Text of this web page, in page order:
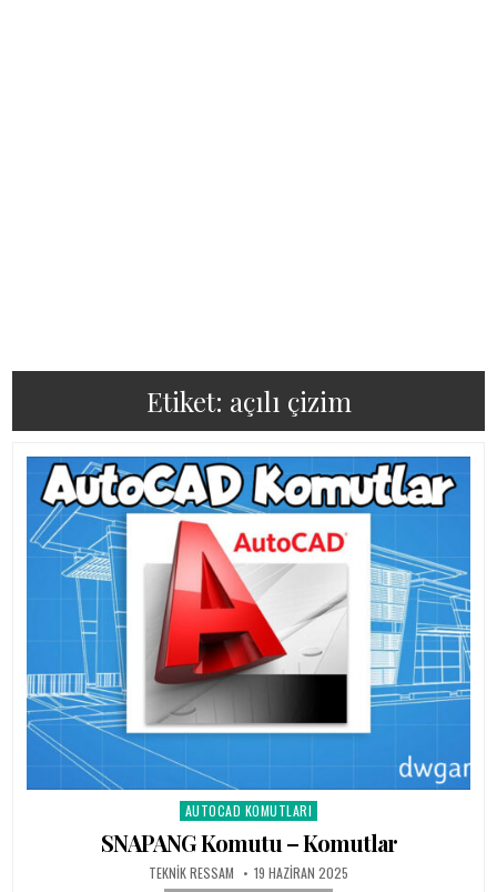
Etiket: açılı çizim
Posted in
AUTOCAD KOMUTLARI
SNAPANG Komutu – Komutlar
AUTHOR:
TEKNIK RESSAM PUBLISHED DATE:
19 HAZIRAN 2025